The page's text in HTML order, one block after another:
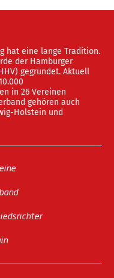
hat eine lange Tradition.
der Hamburger
gegründet. Aktuell
in 26 Vereinen
gehören auch
Holstein und